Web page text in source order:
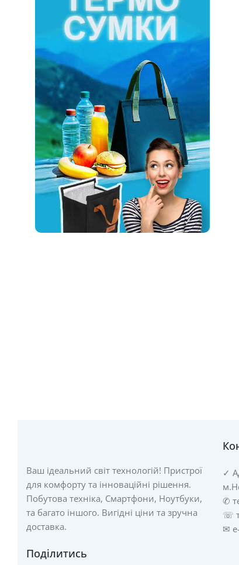
Ваш ідеальний світ технологій! Пристрої
для комфорту та інноваційні рішення.
Побутова техніка, Смартфони, Ноутбуки,
та багато іншого. Вигідні ціни та зручна
доставка.
Поділитись
✓
✆
☏
✉